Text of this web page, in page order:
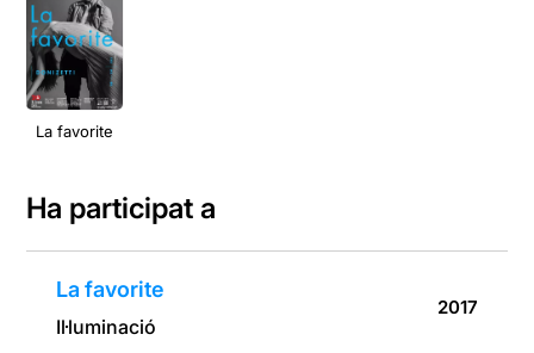
La favorite
Ha participat a
La favorite
Il·luminació
2017